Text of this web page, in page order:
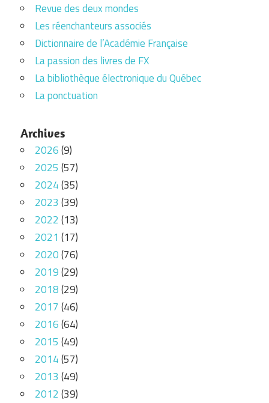
Revue des deux mondes
Les réenchanteurs associés
Dictionnaire de l’Académie Française
La passion des livres de FX
La bibliothèque électronique du Québec
La ponctuation
Archives
2026(9)
2025 (57)
2024(35)
2023 (39)
2022 (13)
2021 (17)
2020(76)
2019(29)
2018(29)
2017 (46)
2016(64)
2015 (49)
2014(57)
2013 (49)
2012 (39)